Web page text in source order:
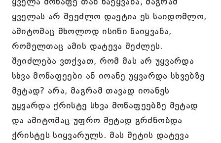
ყველას არ შეეძლო დაეტია ეს საიდომლო,
ამიტომაც მხოლოდ ისინი წაიყვანა,
რომელთაც ამის დატევა შეძლეს.
შეიძლება ვთქვათ, რომ მას არ უყვარდა
სხვა მოწაფეები ან იოანე უყვარდა სხვებზე
მეტად? არა, მაგრამ თავად იოანეს
უყვარდა ქრისტე სხვა მოწაფეებზე მეტად
და ამიტომაც უფრო მეტად გრძნობდა
ქრისტეს სიყვარულს. მას მეტის დატევა